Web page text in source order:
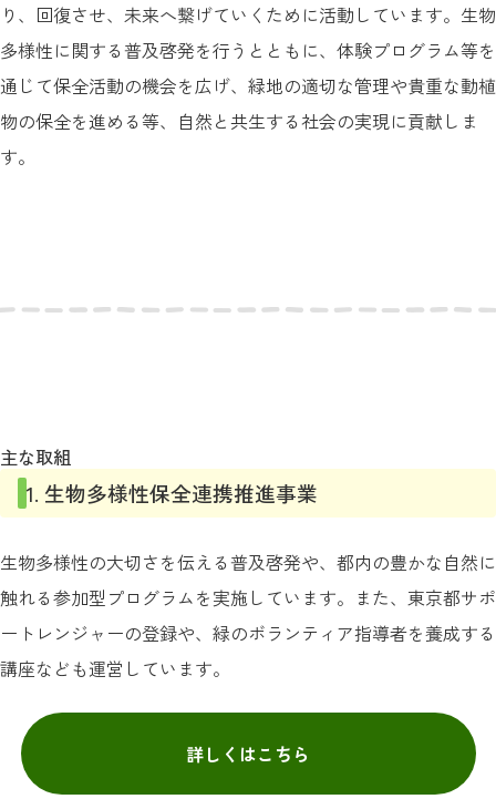
り、回復させ、未来へ繋げていくために活動しています。生物
多様性に関する普及啓発を行うとともに、体験プログラム等を
通じて保全活動の機会を広げ、緑地の適切な管理や貴重な動植
物の保全を進める等、自然と共生する社会の実現に貢献しま
す。
主な取組
1. 生物多様性保全連携推進事業
生物多様性の大切さを伝える普及啓発や、都内の豊かな自然に
触れる参加型プログラムを実施しています。また、東京都サポ
ートレンジャーの登録や、緑のボランティア指導者を養成する
講座なども運営しています。
詳しくはこちら